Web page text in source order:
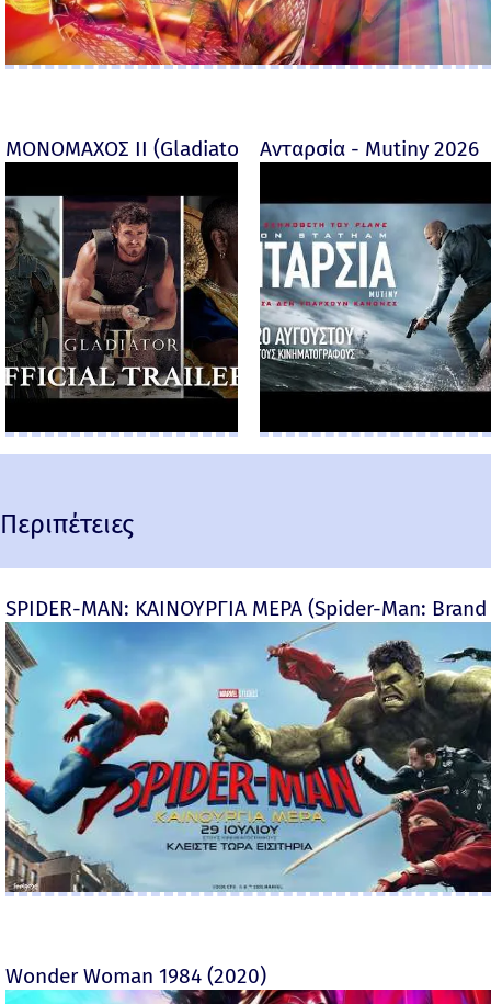
ΜΟΝΟΜΑΧΟΣ ΙΙ (Gladiator II) -Ανταρσία - Mutiny 2026
Περιπέτειες
SPIDER-MAN: ΚΑΙΝΟΥΡΓΙΑ ΜΕΡΑ (Spider-Man:
Wonder Woman 1984 (2020)